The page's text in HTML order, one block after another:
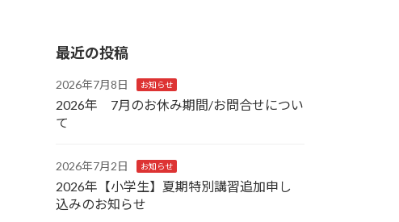
最近の投稿
2026年7月8日 お知らせ
2026年 7月のお休み期間/お問合せについ
て
2026年7月2日 お知らせ
2026年【小学生】夏期特別講習追加申し
込みのお知らせ